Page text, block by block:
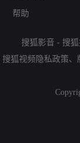
帮助
搜狐影音 - 搜
搜狐视频隐私政策、